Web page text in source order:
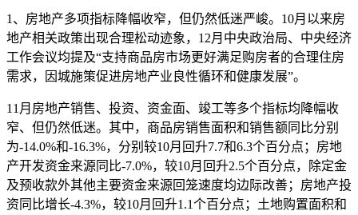
1、房地产多项指标降幅收窄，但仍然低迷严峻。10月以来房
地产相关政策出现合理松动迹象，12月中央政治局、中央经济
工作会议均提及“支持商品房市场更好满足购房者的合理住房
需求，因城施策促进房地产业良性循环和健康发展”。
11月房地产销售、投资、资金面、竣工等多个指标均降幅收
窄、但仍然低迷。其中，商品房销售面积和销售额同比分别
为-14.0%和-16.3%，分别较10月回升7.7和6.3个百分点；房地
产开发资金来源同比-7.0%，较10月回升2.5个百分点，除定金
及预收款外其他主要资金来源回笼速度均边际改善；房地产投
资同比增长-4.3%，较10月回升1.1个百分点；土地购置面积和